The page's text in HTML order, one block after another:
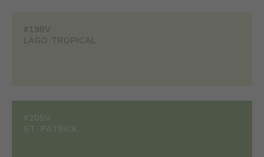
#198V
LAGO TROPICAL
#205V
ST. PATRICK